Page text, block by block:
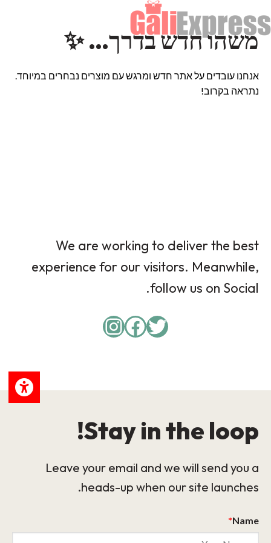
משהו חדש בדרך… ✨
אנחנו עובדים על אתר חדש ומרגש עם מוצרים נבחרים במיוחד.
נתראה בקרוב!
We are working to deliver the best
experience for our visitors. Meanwhile,
follow us on Social.
Twitter
Facebook
Instagram
Stay in the loop!
Leave your email and we will send you a
heads-up when our site launches.
Name
*